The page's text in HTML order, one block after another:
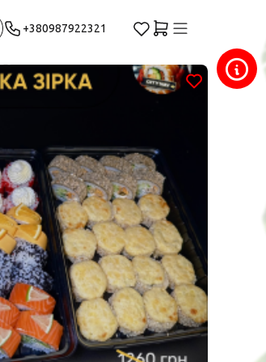
+380987922321